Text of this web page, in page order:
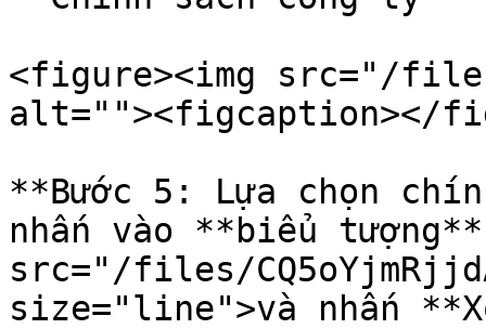
<figure><img src="/
alt=""><figcaption></
**Bước 5: Lựa chọn
nhấn vào **biểu
src="/files/
size="line">và nhấn